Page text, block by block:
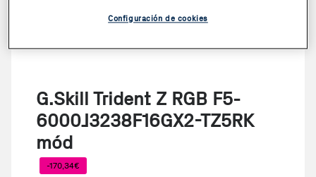
G.Skill Trident Z RGB F5-
6000J3238F16GX2-TZ5RK
mód
-170,34€
Configuración de cookies